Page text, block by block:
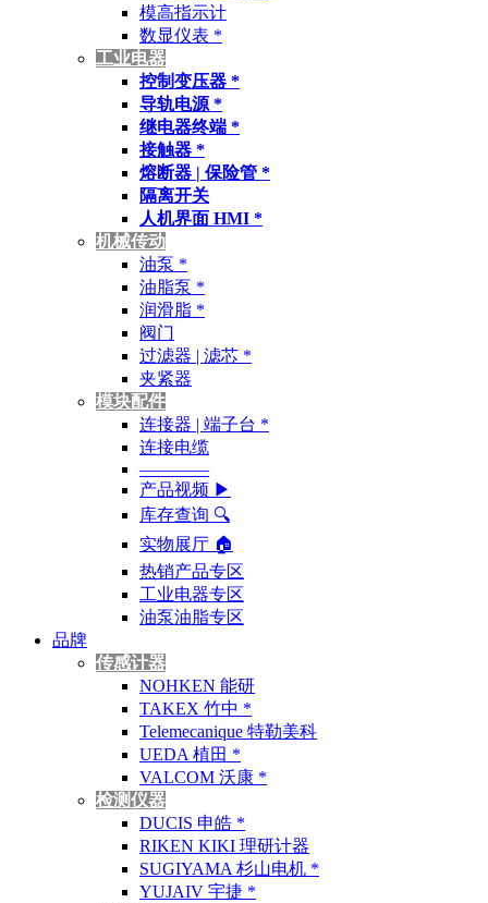
模高指示计
数显仪表 *
工业电器
控制变压器 *
导轨电源 *
继电器终端 *
接触器 *
熔断器 | 保险管 *
隔离开关
人机界面 HMI *
机械传动
油泵 *
油脂泵 *
润滑脂 *
阀门
过滤器 | 滤芯 *
夹紧器
模块配件
连接器 | 端子台 *
连接电缆
————
产品视频 ▶
库存查询 🔍︎
实物展厅 🏠︎
热销产品专区
工业电器专区
油泵油脂专区
品牌
传感计器
NOHKEN 能研
TAKEX 竹中 *
Telemecanique 特勒美科
UEDA 植田 *
VALCOM 沃康 *
检测仪器
DUCIS 申皓 *
RIKEN KIKI 理研计器
SUGIYAMA 杉山电机 *
YUJAIV 宇捷 *